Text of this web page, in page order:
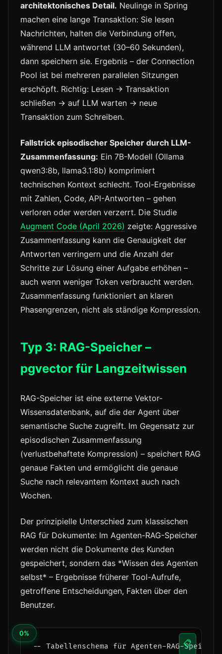
architektonisches Detail. Neulinge in Spring
machen eine lange Transaktion: Sie lesen
Nachrichten, halten die Verbindung offen,
während LLM antwortet (30–60 Sekunden),
dann speichern sie. Ergebnis – der Connection
Pool ist bei mehreren parallelen Sitzungen
erschöpft. Richtig: Lesen → Transaktion
schließen → auf LLM warten → neue
Transaktion zum Schreiben.
Fallstrick episodischer Speicher durch LLM-
Zusammenfassung: Ein 7B-Modell (Ollama
qwen3:8b, llama3.1:8b) komprimiert
technischen Kontext schlecht. Tool-Ergebnisse
mit Zahlen, Code, API-Antworten – gehen
verloren oder werden verzerrt. Die Studie
Augment Code (April 2026) zeigte: Aggressive
Zusammenfassung kann die Genauigkeit der
Antworten verringern und die Anzahl der
Schritte zur Lösung einer Aufgabe erhöhen –
auch wenn weniger Token verbraucht werden.
Zusammenfassung funktioniert an klaren
Phasengrenzen, nicht als ständige Kompression.
Typ 3: RAG-Speicher –
pgvector für Langzeitwissen
RAG-Speicher ist eine externe Vektor-
Wissensdatenbank, auf die der Agent über
semantische Suche zugreift. Im Gegensatz zur
episodischen Zusammenfassung
(verlustbehaftete Kompression) – speichert RAG
genaue Fakten und ermöglicht die genaue
Suche nach relevantem Kontext auch nach
Wochen.
Der prinzipielle Unterschied zum klassischen
RAG für Dokumente: Im Agenten-RAG-Speicher
werden nicht die Dokumente des Kunden
gespeichert, sondern das *Wissen des Agenten
selbst* – Ergebnisse früherer Tool-Aufrufe,
getroffene Entscheidungen, Fakten über den
Benutzer.
-- Tabellenschema für Agenten-RAG-
📋